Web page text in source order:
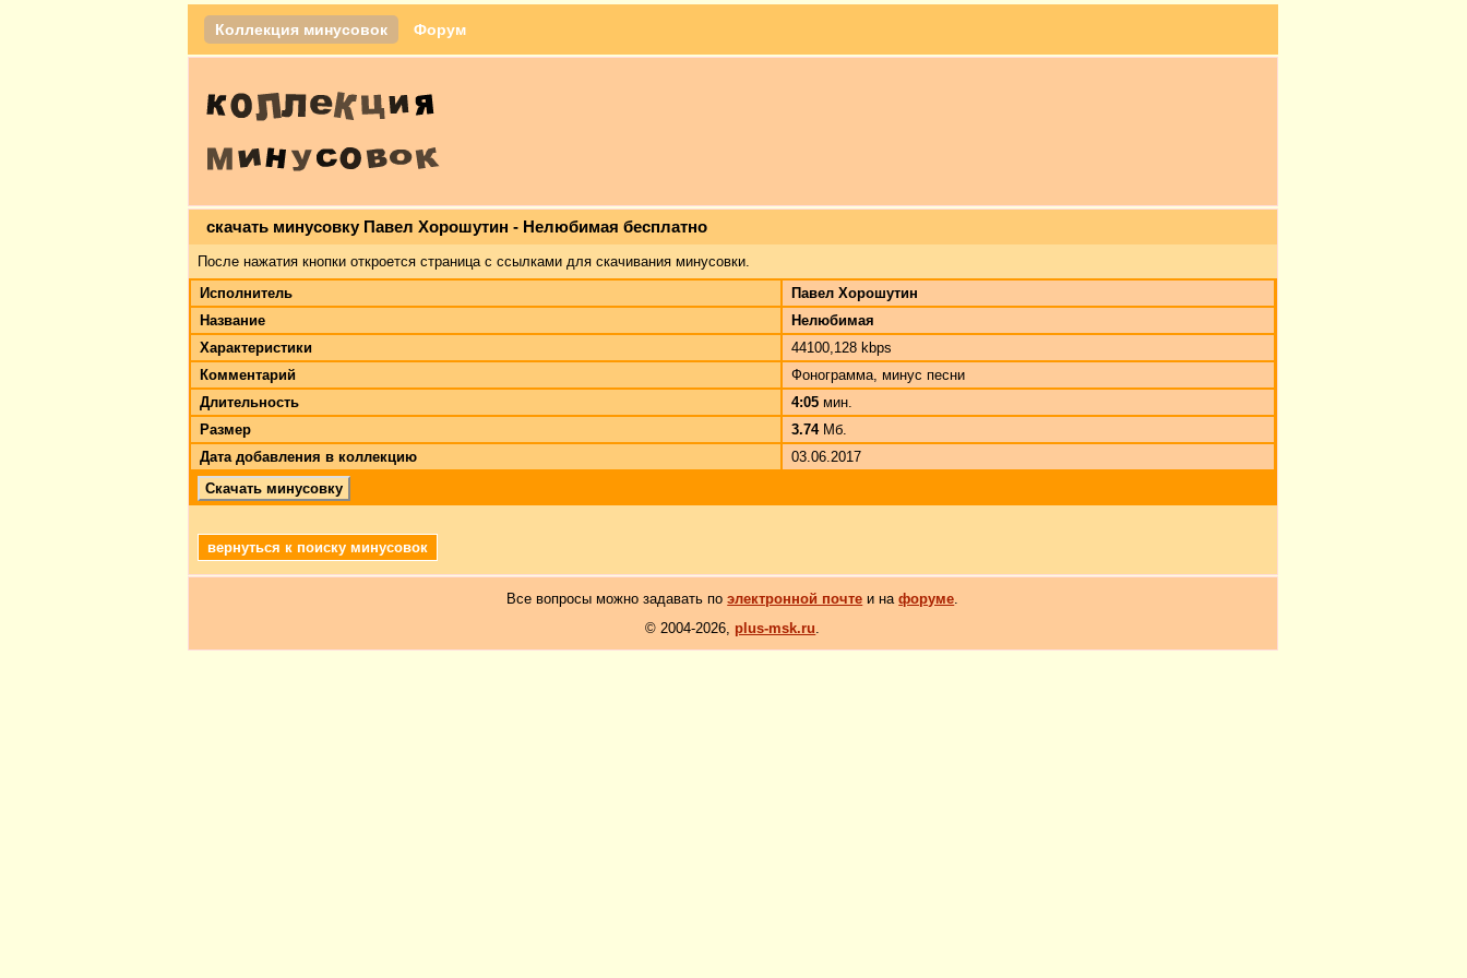
Коллекция минусовок Форум
скачать минусовку Павел Хорошутин - Нелюбимая бесплатно
После нажатия кнопки откроется страница с ссылками для скачивания минусовки.
Исполнитель
Павел Хорошутин
Название
Нелюбимая
Характеристики
44100,128 kbps
Комментарий
Фонограмма, минус песни
Длительность
4:05 мин.
Размер
3.74Мб.
Дата добавления в коллекцию
03.06.2017
Скачать минусовку
вернуться к поиску минусовок
Все вопросы можно задавать поэлектронной почте и нафоруме.
© 2004-2026, plus-msk.ru.